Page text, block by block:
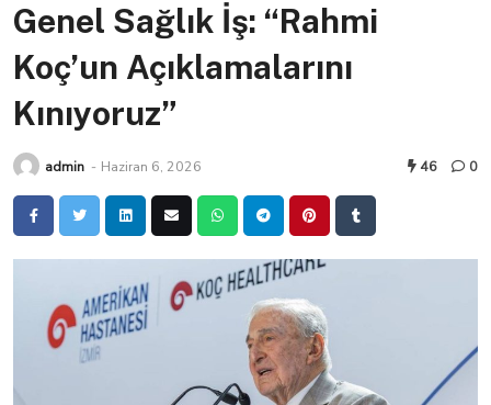
Genel Sağlık İş: “Rahmi
Koç’un Açıklamalarını
Kınıyoruz”
admin - Haziran 6, 2026 46 0